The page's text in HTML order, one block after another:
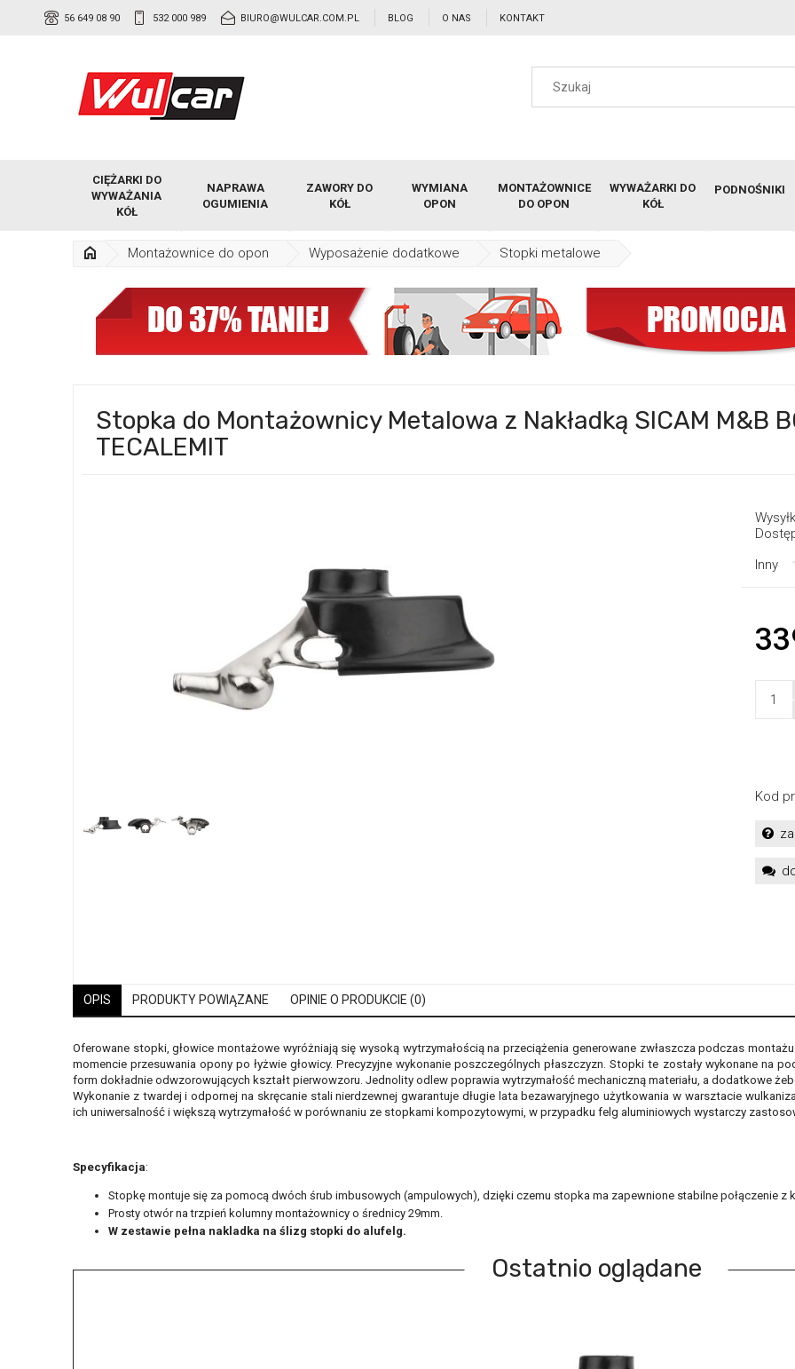
56 649 08 90 532 000 989 BIURO@WULCAR.COM.PL BLOG O NAS KONTAKT
CIĘŻARKI DO
WYWAŻANIA
KÓŁ
NAPRAWA
OGUMIENIA
ZAWORY DO
KÓŁ
WYMIANA
OPON
MONTAŻOWNICE
DO OPON
WYWAŻARKI DO
KÓŁ
PODNOŚNIKI
Montażownice do opon Wyposażenie dodatkowe
Stopki metalowe
Stopka do Montażownicy Metalowa z Nakładką SICAM M&B
TECALEMIT
Inny
Kod
OPIS PRODUKTY POWIĄZANE OPINIE O PRODUKCIE (0)
Oferowane stopki, głowice montażowe wyróżniają się wysoką wytrzymałością na przeciążenia generowane zwłaszcza podczas
momencie przesuwania opony po łyżwie głowicy. Precyzyjne wykonanie poszczególnych płaszczyzn. Stopki te zostały wykonane na
form dokładnie odwzorowujących kształt pierwowzoru. Jednolity odlew poprawia wytrzymałość mechaniczną materiału, a dodatkowe
Wykonanie z twardej i odpornej na skręcanie stali nierdzewnej gwarantuje długie lata bezawaryjnego użytkowania w warsztacie
ich uniwersalność i większą wytrzymałość w porównaniu ze stopkami kompozytowymi, w przypadku felg aluminiowych wystarczy
Specyfikacja:
Stopkę montuje się za pomocą dwóch śrub imbusowych (ampulowych), dzięki czemu stopka ma zapewnione stabilne połączenie z
Prosty otwór na trzpień kolumny montażownicy o średnicy 29mm.
W zestawie pełna nakladka na ślizg stopki do alufelg.
Ostatnio oglądane